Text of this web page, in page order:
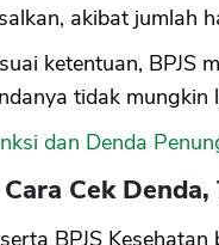
akibat jumlah
ketentuan, BPJS
tidak mungkin
dan Denda
Cek